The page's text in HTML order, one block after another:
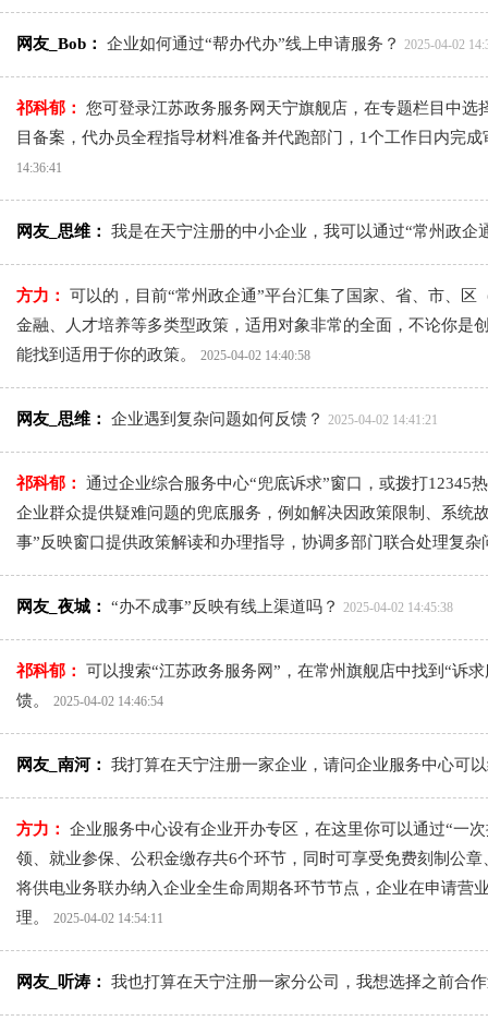
网友_Bob： 企业如何通过“帮办代办”线上申请服务？ 2025-04-02
祁科郁：
您可登录江苏政务服务网天宁旗舰店，在专题栏目中
目备案，代办员全程指导材料准备并代跑部门，1个工作日内完
14:36:41
网友_思维： 我是在天宁注册的中小企业，我可以通过“常州政
方力：
可以的，目前“常州政企通”平台汇集了国家、省、市、
金融、人才培养等多类型政策，适用对象非常的全面，不论你是
能找到适用于你的政策。 2025-04-02 14:40:58
网友_思维： 企业遇到复杂问题如何反馈？ 2025-04-02 14:41:21
祁科郁：
通过企业综合服务中心“兜底诉求”窗口，或拨打12345
企业群众提供疑难问题的兜底服务，例如解决因政策限制、系统
事”反映窗口提供政策解读和办理指导，协调多部门联合处理复
网友_夜城： “办不成事”反映有线上渠道吗？ 2025-04-02 14:45:38
祁科郁：
可以搜索“江苏政务服务网”，在常州旗舰店中找到“诉
馈。 2025-04-02 14:46:54
网友_南河： 我打算在天宁注册一家企业，请问企业服务中心可
方力：
企业服务中心设有企业开办专区，在这里你可以通过“一
领、就业参保、公积金缴存共6个环节，同时可享受免费刻制公
将供电业务联办纳入企业全生命周期各环节节点，企业在申请营
理。 2025-04-02 14:54:11
网友_听涛： 我也打算在天宁注册一家分公司，我想选择之前合